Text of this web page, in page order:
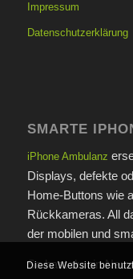
Impressum
Datenschutzerklärung
SMARTE
iPhone Ambulanz
Displays, defekte
Home-Buttons wie
Rückkameras. All
der mobilen und
So hast du ein
Diese Website